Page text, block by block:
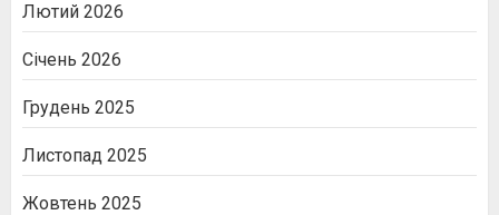
Лютий 2026
Січень 2026
Грудень 2025
Листопад 2025
Жовтень 2025